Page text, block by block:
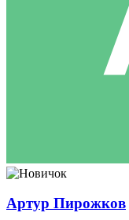
Артур Пирожков